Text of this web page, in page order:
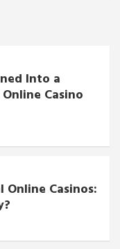
Into a
Casino
Casinos: